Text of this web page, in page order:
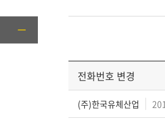
전화번호 변경
(주)한국유체산업